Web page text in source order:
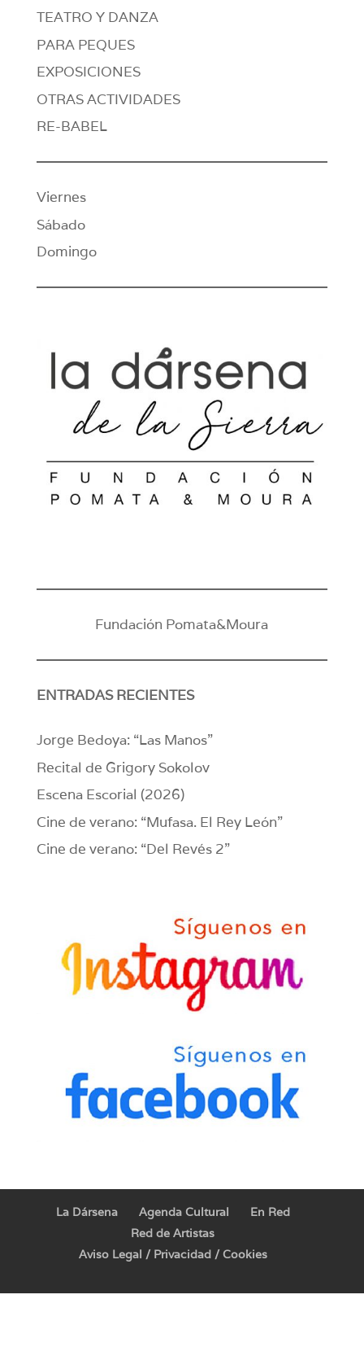
TEATRO Y DANZA
PARA PEQUES
EXPOSICIONES
OTRAS ACTIVIDADES
RE-BABEL
Viernes
Sábado
Domingo
Fundación Pomata&Moura
ENTRADAS RECIENTES
Jorge Bedoya: “Las Manos”
Recital de Grigory Sokolov
Escena Escorial (2026)
Cine de verano: “Mufasa. El Rey León”
Cine de verano: “Del Revés 2”
La Dársena Agenda Cultural
En Red
Red de Artistas
Aviso Legal / Privacidad / Cookies